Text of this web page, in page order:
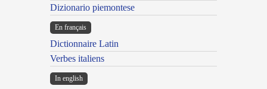
Dizionario piemontese
En français
Dictionnaire Latin
Verbes italiens
In english